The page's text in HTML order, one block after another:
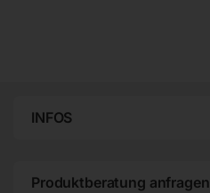
INFOS
Produktberatung anfragen